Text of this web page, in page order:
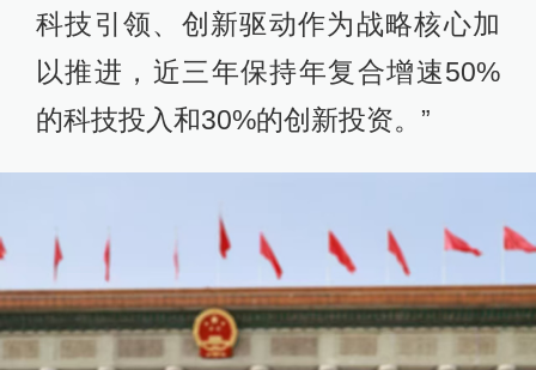
科技引领、创新驱动作为战略核心加
以推进，近三年保持年复合增速50%
的科技投入和30%的创新投资。”